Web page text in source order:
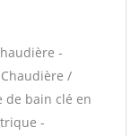
-
/
de bain clé en
-